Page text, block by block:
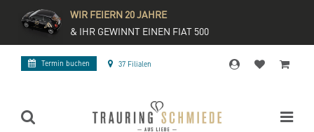
WIR FEIERN 20 JAHRE
& IHR GEWINNT EINEN FIAT 500
Termin buchen 37 Filialen